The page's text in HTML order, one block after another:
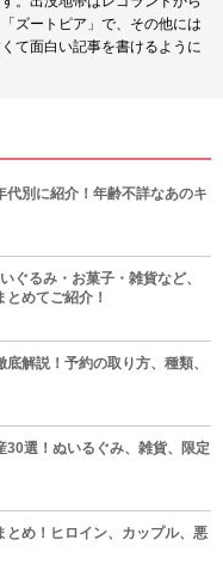
ズートピア」で、その他には
て面白い記事を書けるように
代別に紹介！年齢不詳なあのキ
ぐるみ・お菓子・雑貨など、
めてご紹介！
解説！予約の取り方、種類、
30選！ぬいるぐみ、雑貨、限定
とめ！ヒロイン、カップル、悪